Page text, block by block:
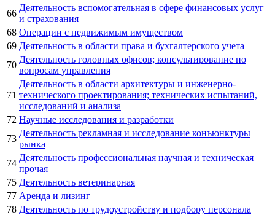
66
Деятельность вспомогательная в сфере финансовых услуг
и страхования
68 Операции с недвижимым имуществом
69 Деятельность в области права и бухгалтерского учета
70
Деятельность головных офисов; консультирование по
вопросам управления
71
Деятельность в области архитектуры и инженерно-
технического проектирования; технических испытаний,
исследований и анализа
72 Научные исследования и разработки
73
Деятельность рекламная и исследование конъюнктуры
рынка
74
Деятельность профессиональная научная и техническая
прочая
75 Деятельность ветеринарная
77 Аренда и лизинг
78 Деятельность по трудоустройству и подбору персонала